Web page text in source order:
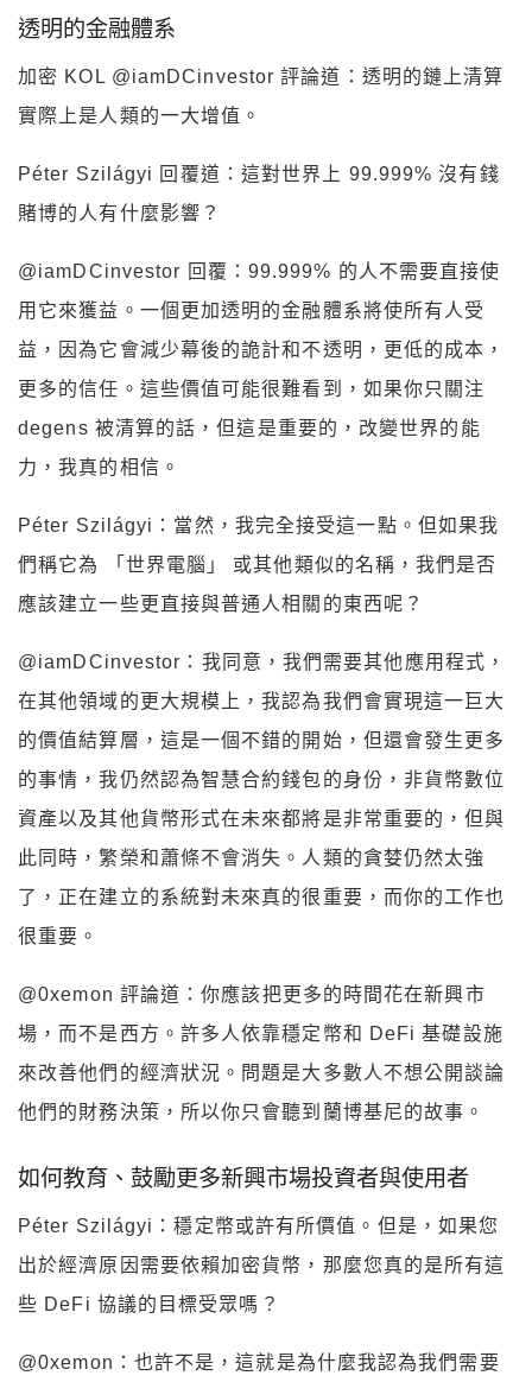
透明的金融體系
加密 KOL @iamDCinvestor 評論道：透明的鏈上清算
實際上是人類的一大增值。
Péter Szilágyi 回覆道：這對世界上 99.999% 沒有錢
賭博的人有什麼影響？
@iamDCinvestor 回覆：99.999% 的人不需要直接使
用它來獲益。一個更加透明的金融體系將使所有人受
益，因為它會減少幕後的詭計和不透明，更低的成本，
更多的信任。這些價值可能很難看到，如果你只關注
degens 被清算的話，但這是重要的，改變世界的能
力，我真的相信。
Péter Szilágyi：當然，我完全接受這一點。但如果我
們稱它為 「世界電腦」 或其他類似的名稱，我們是否
應該建立一些更直接與普通人相關的東西呢？
@iamDCinvestor：我同意，我們需要其他應用程式，
在其他領域的更大規模上，我認為我們會實現這一巨大
的價值結算層，這是一個不錯的開始，但還會發生更多
的事情，我仍然認為智慧合約錢包的身份，非貨幣數位
資產以及其他貨幣形式在未來都將是非常重要的，但與
此同時，繁榮和蕭條不會消失。人類的貪婪仍然太強
了，正在建立的系統對未來真的很重要，而你的工作也
很重要。
@0xemon 評論道：你應該把更多的時間花在新興市
場，而不是西方。許多人依靠穩定幣和 DeFi 基礎設施
來改善他們的經濟狀況。問題是大多數人不想公開談論
他們的財務決策，所以你只會聽到蘭博基尼的故事。
如何教育、鼓勵更多新興市場投資者與使用者
Péter Szilágyi：穩定幣或許有所價值。但是，如果您
出於經濟原因需要依賴加密貨幣，那麼您真的是所有這
些 DeFi 協議的目標受眾嗎？
@0xemon：也許不是，這就是為什麼我認為我們需要